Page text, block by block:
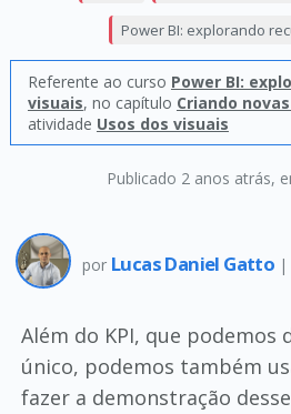
Publicado 2 anos atrás,
Power BI: explorando
Referente ao curso Power BI:
visuais, no capítulo Criando
atividade Usos dos visuais
por Lucas Daniel Gatto |
Além do KPI, que
único, podemos também
fazer a demonstração